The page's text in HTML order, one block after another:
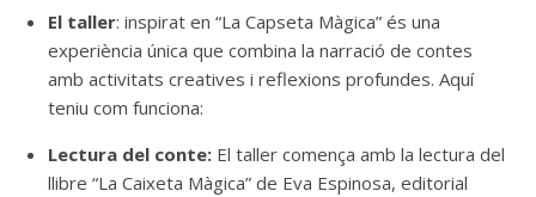
El taller: inspirat en “La Capseta Màgica” és una
experiència única que combina la narració de contes
amb activitats creatives i reflexions profundes. Aquí
teniu com funciona:
Lectura del conte: El taller comença amb la lectura del
llibre “La Caixeta Màgica” de Eva Espinosa, editorial